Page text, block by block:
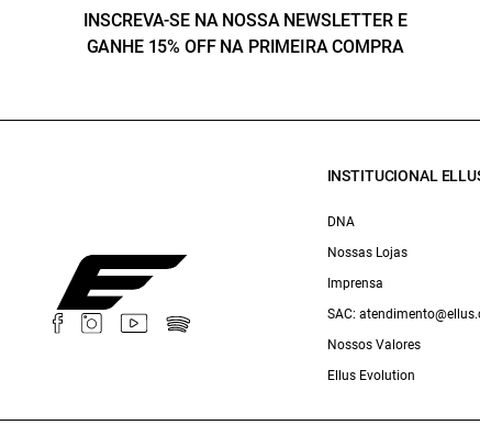
INSCREVA-SE NA NOSSA NEWSLETTER E
GANHE 15% OFF NA PRIMEIRA COMPRA
INSTITUCIONAL
DNA
Nossas Lojas
Imprensa
SAC:
Nossos Valores
Ellus Evolution